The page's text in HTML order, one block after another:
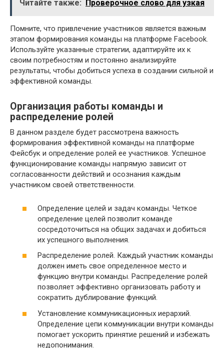
Читайте также: Проверочное слово для узкая
Помните, что привлечение участников является важным
этапом формирования команды на платформе Facebook.
Используйте указанные стратегии, адаптируйте их к
своим потребностям и постоянно анализируйте
результаты, чтобы добиться успеха в создании сильной и
эффективной команды.
Организация работы команды и
распределение ролей
В данном разделе будет рассмотрена важность
формирования эффективной команды на платформе
Фейсбук и определение ролей ее участников. Успешное
функционирование команды напрямую зависит от
согласованности действий и осознания каждым
участником своей ответственности.
Определение целей и задач команды. Четкое
определение целей позволит команде
сосредоточиться на общих задачах и добиться
их успешного выполнения.
Распределение ролей. Каждый участник команды
должен иметь свое определенное место и
функцию внутри команды. Распределение ролей
позволяет эффективно организовать работу и
сократить дублирование функций.
Установление коммуникационных иерархий.
Определение цепи коммуникации внутри команды
помогает ускорить принятие решений и избежать
недопонимания.